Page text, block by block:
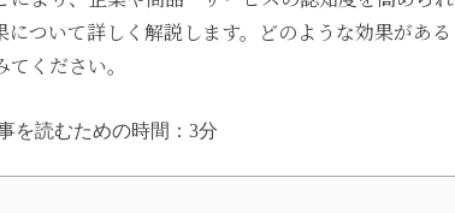
ついて詳しく解説します。どのような効果がある
ください。
を読むための時間：3分